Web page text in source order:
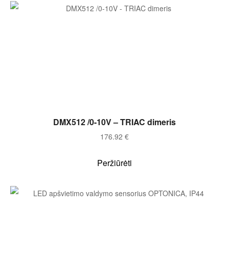
Į KREPŠELĮ
DMX512 /0-10V – TRIAC dimeris
176.92 €
Peržiūrėti